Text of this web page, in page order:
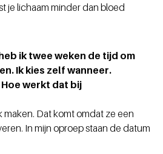
je lichaam minder dan bloed
ik twee weken de tijd om
Ik kies zelf wanneer.
werkt dat bij
maken. Dat komt omdat ze een
In mijn oproep staan de datum